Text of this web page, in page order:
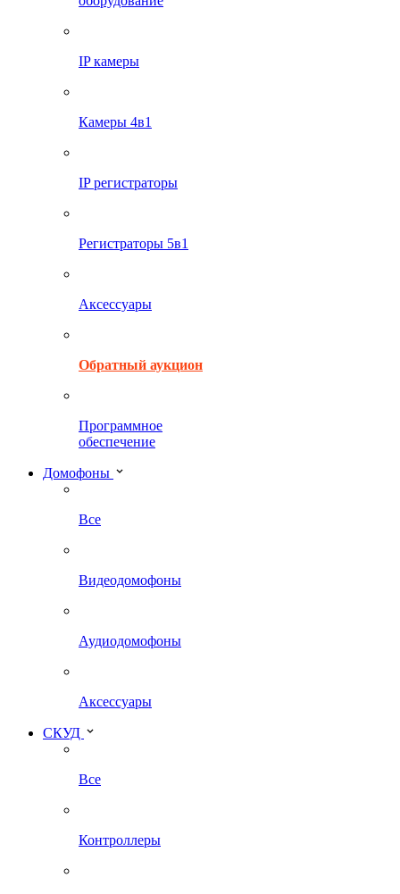
IP камеры
Камеры 4в1
IP регистраторы
Регистраторы 5в1
Аксессуары
Обратный аукцион
Программное
обеспечение
Домофоны
Все
Видеодомофоны
Аудиодомофоны
Аксессуары
СКУД
Все
Контроллеры